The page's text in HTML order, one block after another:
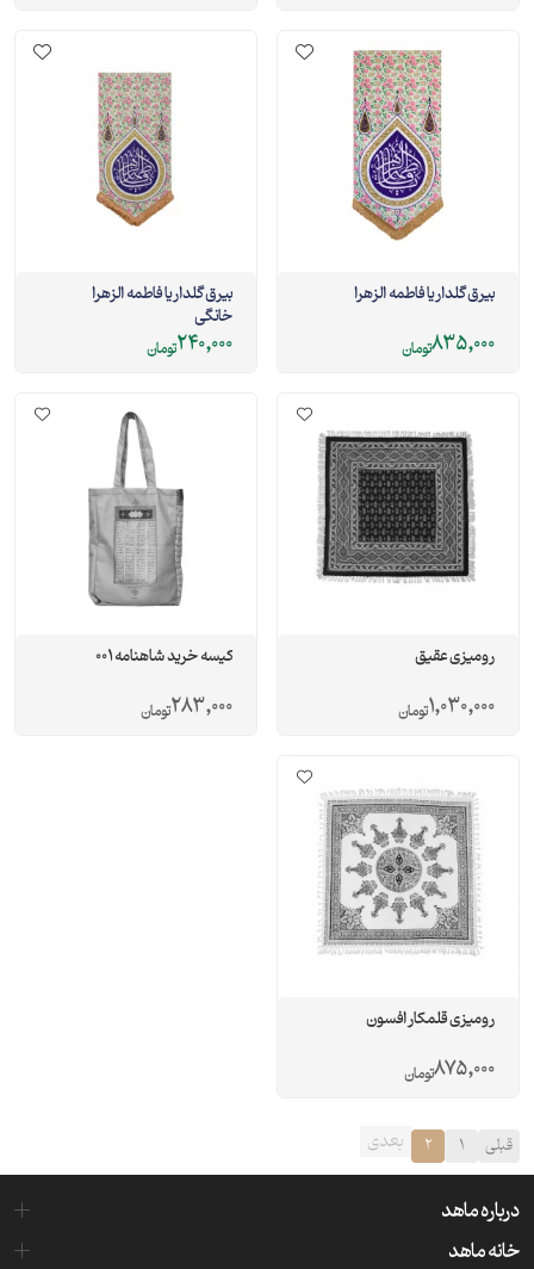
بیرق گلدار یا فاطمه الزهرا
835,000تومان
بیرق گلدار یا فاطمه الزهرا
خانگی
240,000تومان
رومیزی عقیق
1,030,000تومان
کیسه خرید شاهنامه 001
283,000تومان
رومیزی قلمکار افسون
875,000تومان
قبلی 1
2 بعدی
درباره ماهد
خانه ماهد